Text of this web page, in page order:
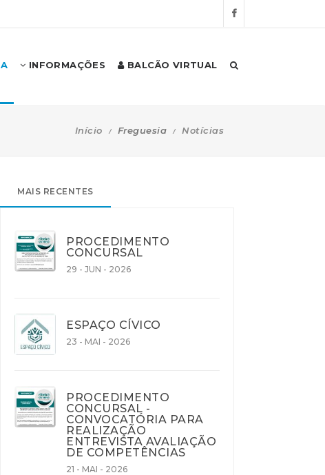
INFORMAÇÕES BALCÃO VIRTUAL
Início Freguesia Notícias
MAIS RECENTES
PROCEDIMENTO
CONCURSAL
29 - JUN - 2026
ESPAÇO CÍVICO
23 - MAI - 2026
PROCEDIMENTO
CONCURSAL -
CONVOCATÓRIA PARA
REALIZAÇÃO
ENTREVISTA AVALIAÇÃO
DE COMPETÊNCIAS
21 - MAI - 2026